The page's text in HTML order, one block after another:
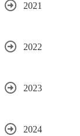
2021
2022
2023
2024